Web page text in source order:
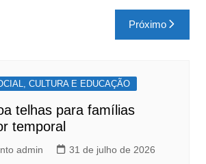
Próximo
CULTURA E EDUCAÇÃO
telhas para famílias
temporal
admin 31 de julho de 2026